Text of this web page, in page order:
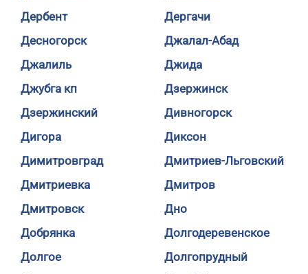
Дербент
Дергачи
Десногорск
Джалал-Абад
Джалиль
Джида
Джубга кп
Дзержинск
Дзержинский
Дивногорск
Дигора
Диксон
Димитровград
Дмитриев-Льговский
Дмитриевка
Дмитров
Дмитровск
Дно
Добрянка
Долгодеревенское
Долгое
Долгопрудный